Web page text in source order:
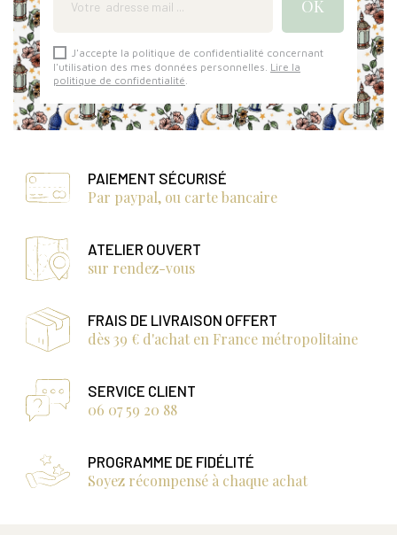
J'accepte la politique de confidentialité concernant
l'utilisation des mes données personnelles. Lire la
politique de confidentialité.
PAIEMENT SÉCURISÉ
Par paypal, ou carte bancaire
ATELIER OUVERT
sur rendez-vous
FRAIS DE LIVRAISON OFFERT
dès 39 € d'achat en France métropolitaine
SERVICE CLIENT
06 07 59 20 88
PROGRAMME DE FIDÉLITÉ
Soyez récompensé à chaque achat